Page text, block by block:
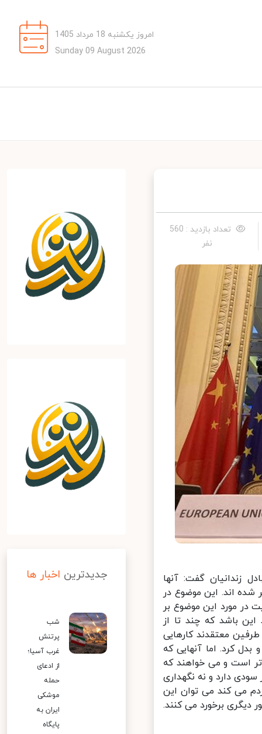
امروز یکشنبه 18 مرداد 1405
Sunday 09 August 2026
تعداد بازدید : 560
نفر
زندانیان گفت: آنها
شده اند. این موضوع در
مورد این موضوع بر
باشد که چند تا از
معتقدند کارهایی
کرد. اما آنهایی که
است و می خواهند که
دارد و نه نگهداری
می کند می توان این
برخورد می کنند.
جدیدترین اخبار ها
شب
پرتنش
غرب آسیا؛
از ادعای
حمله
موشکی
ایران به
پایگاه